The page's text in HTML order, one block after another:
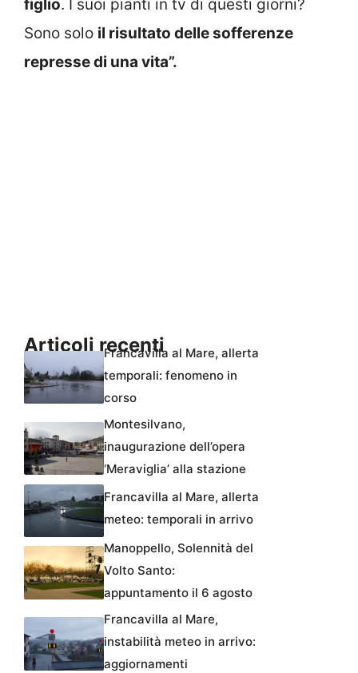
figlio. I suoi pianti in tv di questi giorni?
Sono solo il risultato delle sofferenze
represse di una vita”.
Articoli recentiFrancavilla al Mare, allerta
temporali: fenomeno in
corso
Montesilvano,
inaugurazione dell’opera
‘Meraviglia’ alla stazione
Francavilla al Mare, allerta
meteo: temporali in arrivo
Manoppello, Solennità del
Volto Santo:
appuntamento il 6 agosto
Francavilla al Mare,
instabilità meteo in arrivo:
aggiornamenti